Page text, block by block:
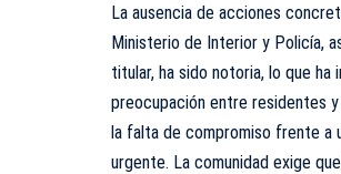
La ausencia de acciones
Ministerio de Interior y Policía,
titular, ha sido notoria, lo que ha
preocupación entre residentes
la falta de compromiso frente a
urgente. La comunidad exige